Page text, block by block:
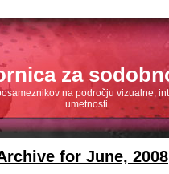
za
na področju vizualne,
umetnosti
for June, 2008